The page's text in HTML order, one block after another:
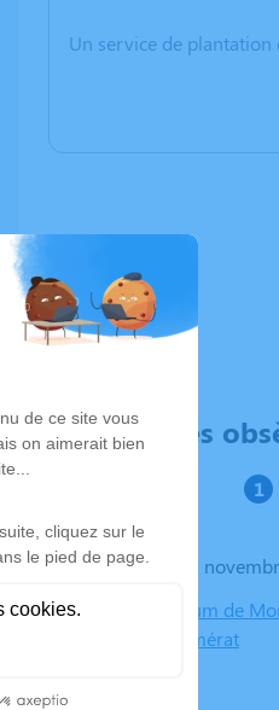
Un service de plantation
Déroulé des
Le lundi 25
Crématorium de
03410 Domérat